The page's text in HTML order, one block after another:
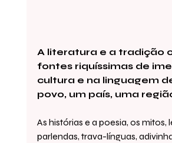
A literatura e a tradição
fontes riquíssimas de
cultura e na linguagem
povo, um país, uma
As histórias e a poesia, os mitos,
parlendas, trava-línguas,